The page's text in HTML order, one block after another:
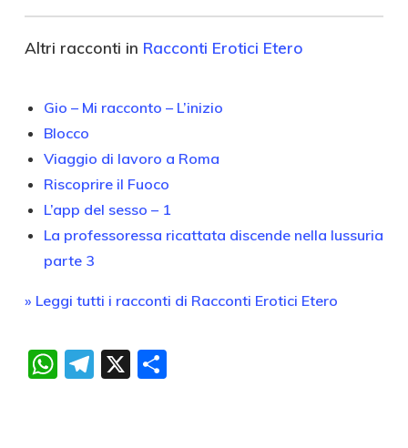
Altri racconti in Racconti Erotici Etero
Gio – Mi racconto – L’inizio
Blocco
Viaggio di lavoro a Roma
Riscoprire il Fuoco
L’app del sesso – 1
La professoressa ricattata discende nella lussuria
parte 3
» Leggi tutti i racconti di Racconti Erotici Etero
WhatsApp
Telegram
X Condividi